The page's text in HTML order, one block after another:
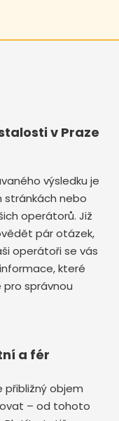
v Praze
výsledku je
stránkách nebo
operátorů. Již
pár otázek,
operátoři se vás
které
správnou
a fér
přibližný objem
– od tohoto